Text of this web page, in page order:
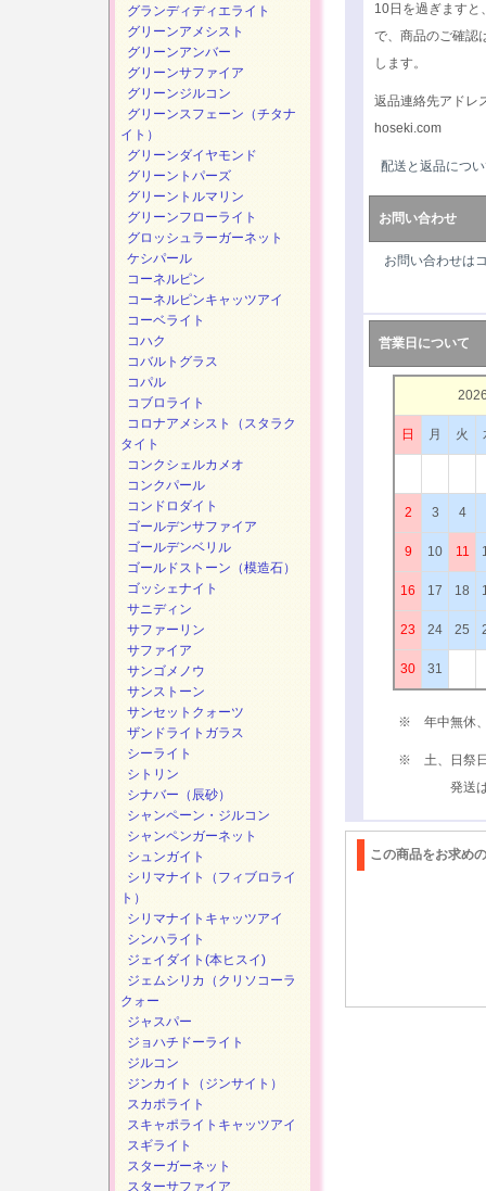
10日を過ぎますと
で、商品のご確認
します。
返品連絡先アドレ
hoseki.com
配送と返品につ
お問い合わせ
お問い合わせは
営業日について
日 月 火
2 3 4
9 10 11
16 17 18
23 24 25
30 31
※ 年中無休、
※ 土、日祭日
発送は、
この商品をお求め
グランディディエライト
グリーンアメシスト
グリーンアンバー
グリーンサファイア
グリーンジルコン
グリーンスフェーン（チタナ
イト）
グリーンダイヤモンド
グリーントパーズ
グリーントルマリン
グリーンフローライト
グロッシュラーガーネット
ケシパール
コーネルピン
コーネルピンキャッツアイ
コーベライト
コハク
コバルトグラス
コパル
コブロライト
コロナアメシスト（スタラク
タイト
コンクシェルカメオ
コンクパール
コンドロダイト
ゴールデンサファイア
ゴールデンベリル
ゴールドストーン（模造石）
ゴッシェナイト
サニディン
サファーリン
サファイア
サンゴメノウ
サンストーン
サンセットクォーツ
ザンドライトガラス
シーライト
シトリン
シナバー（辰砂）
シャンペーン・ジルコン
シャンペンガーネット
シュンガイト
シリマナイト（フィブロライ
ト）
シリマナイトキャッツアイ
シンハライト
ジェイダイト(本ヒスイ)
ジェムシリカ（クリソコーラ
クォー
ジャスパー
ジョハチドーライト
ジルコン
ジンカイト（ジンサイト）
スカポライト
スキャポライトキャッツアイ
スギライト
スターガーネット
スターサファイア